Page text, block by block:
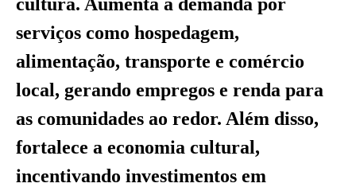
serviços como hospedagem,
alimentação, transporte e comércio
local, gerando empregos e renda para
as comunidades ao redor. Além disso,
fortalece a economia cultural,
incentivando investimentos em